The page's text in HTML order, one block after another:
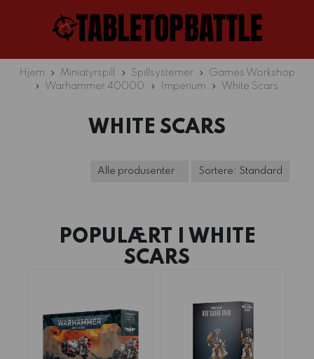
Hjem Miniatyrspill Spillsystemer
Games Workshop
Warhammer 40000
Imperium White Scars
WHITE SCARS
POPULÆRT I WHITE
SCARS